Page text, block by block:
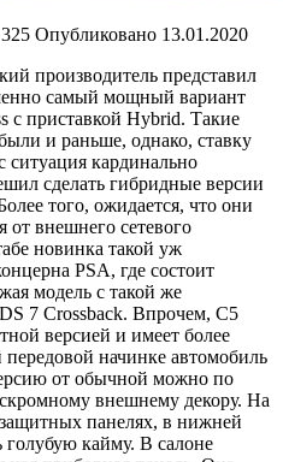
325 Опубликовано 13.01.2020
производитель представил
самый мощный вариант
с приставкой Hybrid. Такие
и раньше, однако, ставку
ситуация кардинально
сделать гибридные версии
того, ожидается, что они
от внешнего сетевого
новинка такой уж
PSA, где состоит
модель с такой же
7 Crossback. Впрочем, С5
версией и имеет более
начинке автомобиль
от обычной можно по
внешнему декору. На
панелях, в нижней
голубую кайму. В салоне